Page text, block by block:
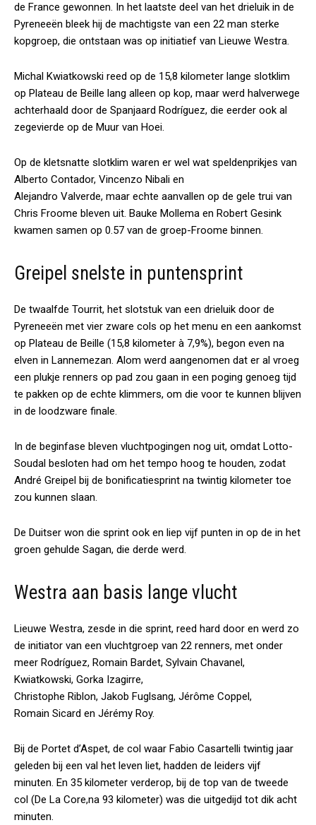
de France gewonnen. In het laatste deel van het drieluik in de
Pyreneeën bleek hij de machtigste van een 22 man sterke
kopgroep, die ontstaan was op initiatief van Lieuwe Westra.
Michal Kwiatkowski reed op de 15,8 kilometer lange slotklim
op Plateau de Beille lang alleen op kop, maar werd halverwege
achterhaald door de Spanjaard Rodríguez, die eerder ook al
zegevierde op de Muur van Hoei.
Op de kletsnatte slotklim waren er wel wat speldenprikjes van
Alberto Contador, Vincenzo Nibali en
Alejandro Valverde, maar echte aanvallen op de gele trui van
Chris Froome bleven uit. Bauke Mollema en Robert Gesink
kwamen samen op 0.57 van de groep-Froome binnen.
Greipel snelste in puntensprint
De twaalfde Tourrit, het slotstuk van een drieluik door de
Pyreneeën met vier zware cols op het menu en een aankomst
op Plateau de Beille (15,8 kilometer à 7,9%), begon even na
elven in Lannemezan. Alom werd aangenomen dat er al vroeg
een plukje renners op pad zou gaan in een poging genoeg tijd
te pakken op de echte klimmers, om die voor te kunnen blijven
in de loodzware finale.
In de beginfase bleven vluchtpogingen nog uit, omdat Lotto-
Soudal besloten had om het tempo hoog te houden, zodat
André Greipel bij de bonificatiesprint na twintig kilometer toe
zou kunnen slaan.
De Duitser won die sprint ook en liep vijf punten in op de in het
groen gehulde Sagan, die derde werd.
Westra aan basis lange vlucht
Lieuwe Westra, zesde in die sprint, reed hard door en werd zo
de initiator van een vluchtgroep van 22 renners, met onder
meer Rodríguez, Romain Bardet, Sylvain Chavanel,
Kwiatkowski, Gorka Izagirre,
Christophe Riblon, Jakob Fuglsang, Jérôme Coppel,
Romain Sicard en Jérémy Roy.
Bij de Portet d’Aspet, de col waar Fabio Casartelli twintig jaar
geleden bij een val het leven liet, hadden de leiders vijf
minuten. En 35 kilometer verderop, bij de top van de tweede
col (De La Core,na 93 kilometer) was die uitgedijd tot dik acht
minuten.